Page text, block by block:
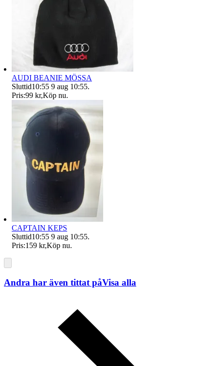
AUDI BEANIE MÖSSA
Sluttid10:55 9 aug 10:55.
Pris:99 kr,Köp nu.
CAPTAIN KEPS
Sluttid10:55 9 aug 10:55.
Pris:159 kr,Köp nu.
Andra har även tittat påVisa alla